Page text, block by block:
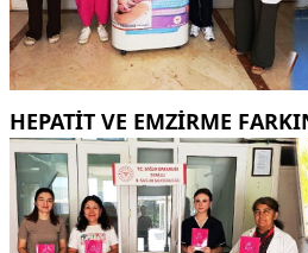
HEPATİT VE EMZİRME